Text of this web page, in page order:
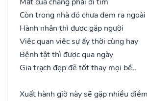
Còn trong nhà đó chưa đem ra ngoài
Hành nhân thì được gặp người
Việc quan việc sự ấy thời cùng hay
Bệnh tật thì được qua ngày
Gia trạch đẹp đẽ tốt thay mọi bề..
Xuất hành giờ này sẽ gặp nhiều